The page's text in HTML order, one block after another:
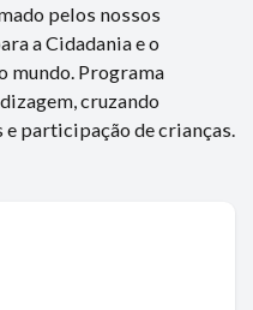
pelos nossos
a Cidadania e o
mundo. Programa
cruzando
participação de crianças.